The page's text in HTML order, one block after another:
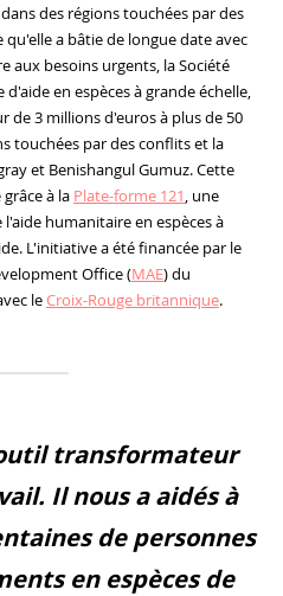
des régions touchées par des
a bâtie de longue date avec
aux besoins urgents, la Société
en espèces à grande échelle,
de 3 millions d'euros à plus de 50
touchées par des conflits et la
et Benishangul Gumuz. Cette
à la Plate-forme 121 , une
humanitaire en espèces à
L'initiative a été financée par le
Office (MAE) du
leCroix-Rouge britannique.
transformateur
Il nous a aidés à
de personnes
en espèces de